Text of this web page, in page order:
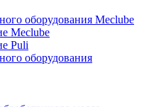
оборудования Meclube
Meclube
Puli
оборудования